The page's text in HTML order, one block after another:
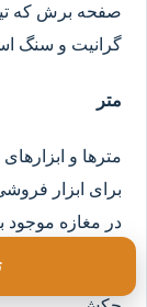
صفحه برش که
گرانیت و سنگ
متر
مترها و
برای ابزار
مدلهای روکش